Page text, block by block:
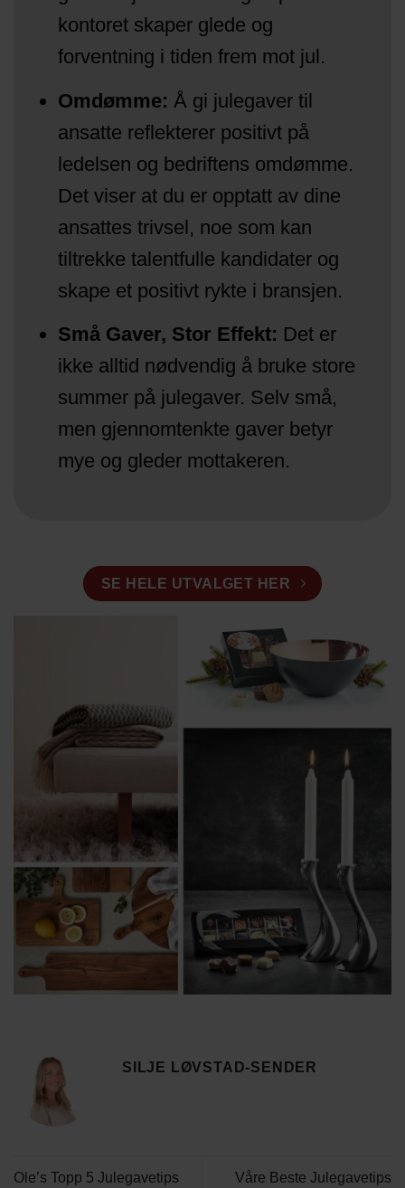
kontoret skaper glede og
forventning i tiden frem mot jul.
Omdømme: Å gi julegaver til
ansatte reflekterer positivt på
ledelsen og bedriftens omdømme.
Det viser at du er opptatt av dine
ansattes trivsel, noe som kan
tiltrekke talentfulle kandidater og
skape et positivt rykte i bransjen.
Små Gaver, Stor Effekt: Det er
ikke alltid nødvendig å bruke store
summer på julegaver. Selv små,
men gjennomtenkte gaver betyr
mye og gleder mottakeren.
SE HELE UTVALGET HER
SILJE LØVSTAD-SENDER
Ole’s Topp 5 Julegavetips Våre Beste Julegavetips